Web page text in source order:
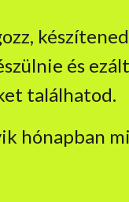
készítened
és
találhatod.
hónapban